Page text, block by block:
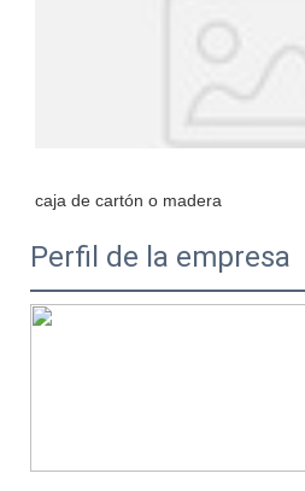
Perfil de la empresa